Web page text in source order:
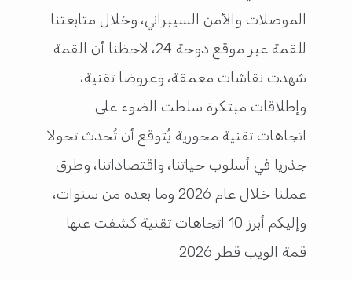
الموصلات والأمن السيبراني، وخلال متابعتنا
للقمة عبر موقع دوحة 24، لاحظنا أن القمة
شهدت نقاشات معمقة، وعروضا تقنية،
وإطلاقات مبتكرة سلطت الضوء على
اتجاهات تقنية محورية يُتوقع أن تُحدث تحولا
جذريا في أسلوب حياتنا، واقتصاداتنا، وطرق
عملنا خلال عام 2026 وما بعده من سنوات،
وإليكم أبرز 10 اتجاهات تقنية كشفت عنها
قمة الويب قطر 2026